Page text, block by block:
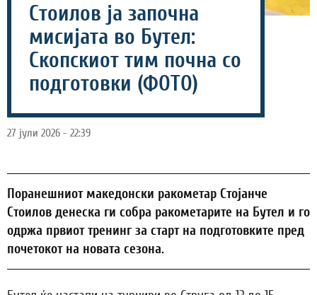
Стоилов ја започна
мисијата во Бутел:
Скопскиот тим почна со
подготовки (ФОТО)
27 јули 2026 - 22:39
Поранешниот македонски ракометар Стојанче
Стоилов денеска ги собра ракометарите на Бутел и го
одржа првиот тренинг за старт на подготовките пред
почетокот на новата сезона.